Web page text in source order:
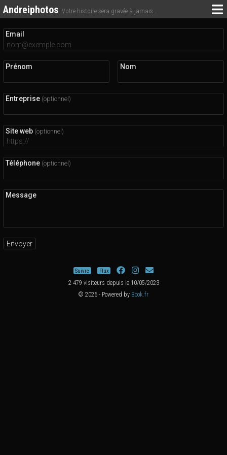
Andreiphotos Votre histoire sera gravée à jamais...
Email
Prénom Nom
Entreprise (optionnel)
Site web (optionnel)
Téléphone (optionnel)
Message
Suivre Flux
2 479 visiteurs depuis le 10/05/2023
© 2026 - Powered by Book.fr